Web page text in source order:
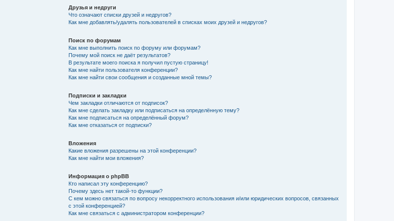
Друзья и недруги
Что означают списки друзей и недругов?
Как мне добавлять/удалять пользователей в списках моих друзей и недругов?
Поиск по форумам
Как мне выполнить поиск по форуму или форумам?
Почему мой поиск не даёт результатов?
В результате моего поиска я получил пустую страницу!
Как мне найти пользователя конференции?
Как мне найти свои сообщения и созданные мной темы?
Подписки и закладки
Чем закладки отличаются от подписок?
Как мне сделать закладку или подписаться на определённую тему?
Как мне подписаться на определённый форум?
Как мне отказаться от подписки?
Вложения
Какие вложения разрешены на этой конференции?
Как мне найти мои вложения?
Информация о phpBB
Кто написал эту конференцию?
Почему здесь нет такой-то функции?
С кем можно связаться по вопросу некорректного использования и/или юридических вопросов, связанных
с этой конференцией?
Как мне связаться с администратором конференции?